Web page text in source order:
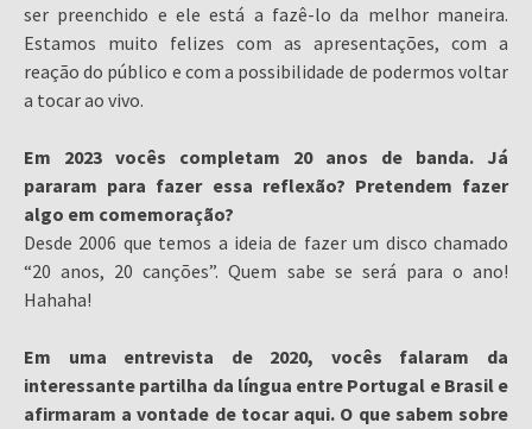
ser preenchido e ele está a fazê-lo da melhor maneira.
Estamos muito felizes com as apresentações, com a
reação do público e com a possibilidade de podermos voltar
a tocar ao vivo.
Em 2023 vocês completam 20 anos de banda. Já
pararam para fazer essa reflexão? Pretendem fazer
algo em comemoração?
Desde 2006 que temos a ideia de fazer um disco chamado
“20 anos, 20 canções”. Quem sabe se será para o ano!
Hahaha!
Em uma entrevista de 2020, vocês falaram da
interessante partilha da língua entre Portugal e Brasil e
afirmaram a vontade de tocar aqui. O que sabem sobre